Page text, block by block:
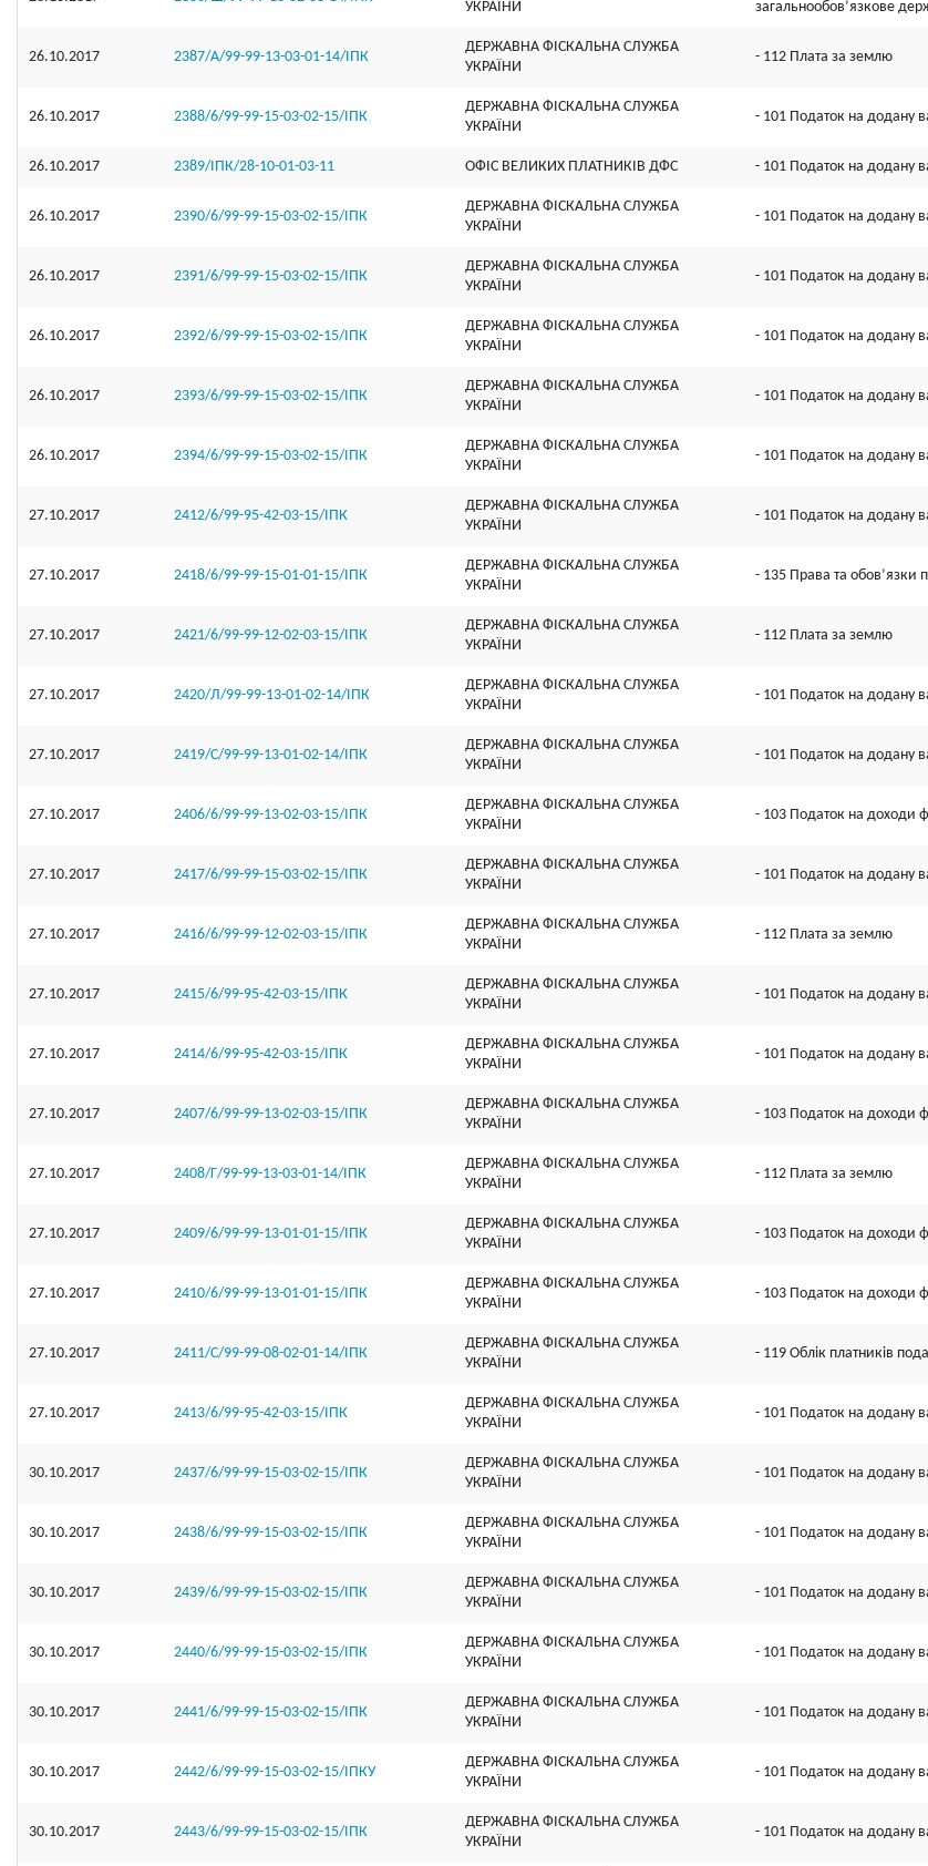
УКРАЇНИ
загальнообов’язкове
26.10.2017 2387/А/99-99-13-03-01-14/ІПК
ДЕРЖАВНА ФІСКАЛЬНА СЛУЖБА
УКРАЇНИ
- 112 Плата за землю
26.10.2017 2388/6/99-99-15-03-02-15/ІПК
ДЕРЖАВНА ФІСКАЛЬНА СЛУЖБА
УКРАЇНИ
- 101 Податок на додану
26.10.2017 2389/ІПК/28-10-01-03-11 ОФIС ВЕЛИКИХ ПЛАТНИКIВ ДФС - 101 Податок на додану
26.10.2017 2390/6/99-99-15-03-02-15/ІПК
ДЕРЖАВНА ФІСКАЛЬНА СЛУЖБА
УКРАЇНИ
- 101 Податок на додану
26.10.2017 2391/6/99-99-15-03-02-15/ІПК
ДЕРЖАВНА ФІСКАЛЬНА СЛУЖБА
УКРАЇНИ
- 101 Податок на додану
26.10.2017 2392/6/99-99-15-03-02-15/ІПК
ДЕРЖАВНА ФІСКАЛЬНА СЛУЖБА
УКРАЇНИ
- 101 Податок на додану
26.10.2017 2393/6/99-99-15-03-02-15/ІПК
ДЕРЖАВНА ФІСКАЛЬНА СЛУЖБА
УКРАЇНИ
- 101 Податок на додану
26.10.2017 2394/6/99-99-15-03-02-15/ІПК
ДЕРЖАВНА ФІСКАЛЬНА СЛУЖБА
УКРАЇНИ
- 101 Податок на додану
27.10.2017 2412/6/99-95-42-03-15/ІПК
ДЕРЖАВНА ФІСКАЛЬНА СЛУЖБА
УКРАЇНИ
- 101 Податок на додану
27.10.2017 2418/6/99-99-15-01-01-15/ІПК
ДЕРЖАВНА ФІСКАЛЬНА СЛУЖБА
УКРАЇНИ
- 135 Права та обов’язки
27.10.2017 2421/6/99-99-12-02-03-15/ІПК
ДЕРЖАВНА ФІСКАЛЬНА СЛУЖБА
УКРАЇНИ
- 112 Плата за землю
27.10.2017 2420/Л/99-99-13-01-02-14/ІПК
ДЕРЖАВНА ФІСКАЛЬНА СЛУЖБА
УКРАЇНИ
- 101 Податок на додану
27.10.2017 2419/С/99-99-13-01-02-14/ІПК
ДЕРЖАВНА ФІСКАЛЬНА СЛУЖБА
УКРАЇНИ
- 101 Податок на додану
27.10.2017 2406/6/99-99-13-02-03-15/ІПК
ДЕРЖАВНА ФІСКАЛЬНА СЛУЖБА
УКРАЇНИ
- 103 Податок на доходи
27.10.2017 2417/6/99-99-15-03-02-15/ІПК
ДЕРЖАВНА ФІСКАЛЬНА СЛУЖБА
УКРАЇНИ
- 101 Податок на додану
27.10.2017 2416/6/99-99-12-02-03-15/ІПК
ДЕРЖАВНА ФІСКАЛЬНА СЛУЖБА
УКРАЇНИ
- 112 Плата за землю
27.10.2017 2415/6/99-95-42-03-15/ІПК
ДЕРЖАВНА ФІСКАЛЬНА СЛУЖБА
УКРАЇНИ
- 101 Податок на додану
27.10.2017 2414/6/99-95-42-03-15/ІПК
ДЕРЖАВНА ФІСКАЛЬНА СЛУЖБА
УКРАЇНИ
- 101 Податок на додану
27.10.2017 2407/6/99-99-13-02-03-15/ІПК
ДЕРЖАВНА ФІСКАЛЬНА СЛУЖБА
УКРАЇНИ
- 103 Податок на доходи
27.10.2017 2408/Г/99-99-13-03-01-14/ІПК
ДЕРЖАВНА ФІСКАЛЬНА СЛУЖБА
УКРАЇНИ
- 112 Плата за землю
27.10.2017 2409/6/99-99-13-01-01-15/ІПК
ДЕРЖАВНА ФІСКАЛЬНА СЛУЖБА
УКРАЇНИ
- 103 Податок на доходи
27.10.2017 2410/6/99-99-13-01-01-15/ІПК
ДЕРЖАВНА ФІСКАЛЬНА СЛУЖБА
УКРАЇНИ
- 103 Податок на доходи
27.10.2017 2411/С/99-99-08-02-01-14/ІПК
ДЕРЖАВНА ФІСКАЛЬНА СЛУЖБА
УКРАЇНИ
- 119 Облік платників
27.10.2017 2413/6/99-95-42-03-15/ІПК
ДЕРЖАВНА ФІСКАЛЬНА СЛУЖБА
УКРАЇНИ
- 101 Податок на додану
30.10.2017 2437/6/99-99-15-03-02-15/ІПК
ДЕРЖАВНА ФІСКАЛЬНА СЛУЖБА
УКРАЇНИ
- 101 Податок на додану
30.10.2017 2438/6/99-99-15-03-02-15/ІПК
ДЕРЖАВНА ФІСКАЛЬНА СЛУЖБА
УКРАЇНИ
- 101 Податок на додану
30.10.2017 2439/6/99-99-15-03-02-15/ІПК
ДЕРЖАВНА ФІСКАЛЬНА СЛУЖБА
УКРАЇНИ
- 101 Податок на додану
30.10.2017 2440/6/99-99-15-03-02-15/ІПК
ДЕРЖАВНА ФІСКАЛЬНА СЛУЖБА
УКРАЇНИ
- 101 Податок на додану
30.10.2017 2441/6/99-99-15-03-02-15/ІПК
ДЕРЖАВНА ФІСКАЛЬНА СЛУЖБА
УКРАЇНИ
- 101 Податок на додану
30.10.2017 2442/6/99-99-15-03-02-15/ІПКУ
ДЕРЖАВНА ФІСКАЛЬНА СЛУЖБА
УКРАЇНИ
- 101 Податок на додану
30.10.2017 2443/6/99-99-15-03-02-15/ІПК
ДЕРЖАВНА ФІСКАЛЬНА СЛУЖБА
УКРАЇНИ
- 101 Податок на додану